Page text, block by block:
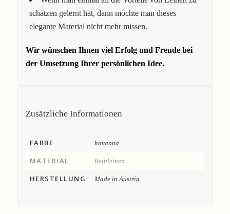
schätzen gelernt hat, dann möchte man dieses
elegante Material nicht mehr missen.
Wir wünschen Ihnen viel Erfolg und Freude bei
der Umsetzung Ihrer persönlichen Idee.
Zusätzliche Informationen
FARBE havanna
MATERIAL Reinleinen
HERSTELLUNG Made in Austria